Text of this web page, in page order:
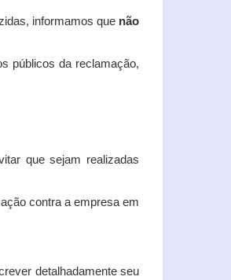
informamos que não
públicos da reclamação,
que sejam realizadas
contra a empresa em
detalhadamente seu